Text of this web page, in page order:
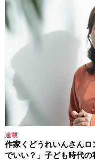
連載
作家くどうれいんさん
でいい？」子ども時代の